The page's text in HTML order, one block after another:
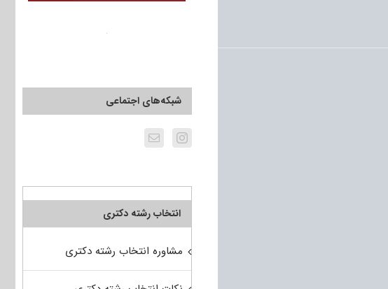
شبکه‌های اجتماعی
انتخاب رشته دکتری
مشاوره انتخاب رشته دکتری